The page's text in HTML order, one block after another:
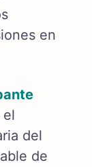
en
el
del
de